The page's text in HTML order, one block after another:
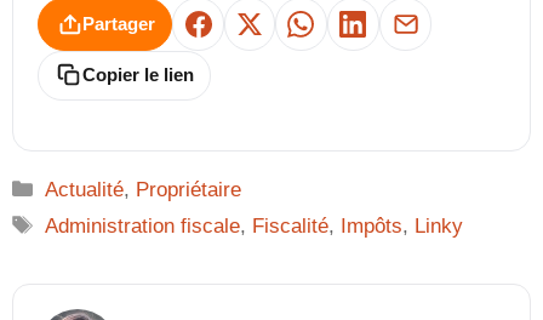
Partager Facebook
X WhatsAppLinkedInE-mail
Copier le lien
Catégories
Actualité, Propriétaire
Étiquettes
Administration fiscale, Fiscalité, Impôts, Linky